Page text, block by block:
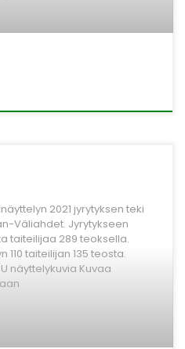
2021 jyrytyksen teki
Väliahdet. Jyrytykseen
taiteilijaa 289 teoksella.
taiteilijan 135 teosta.
näyttelykuvia Kuvaa